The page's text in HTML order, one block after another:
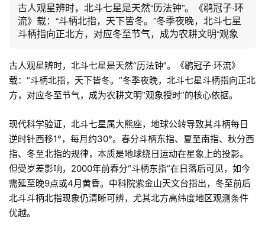
古人观星辨时，北斗七星是天然“历法钟”。《鹖冠子·环
流》载：“斗柄北指，天下皆冬。”冬季夜晚，北斗七星
斗柄指向正北方，对应冬至节气，成为农耕文明“观象
古人观星辨时，北斗七星是天然“历法钟”。《鹖冠子·环流》
载：“斗柄北指，天下皆冬。”冬季夜晚，北斗七星斗柄指向正北
方，对应冬至节气，成为农耕文明“观象授时”的核心依据。
现代科学验证，北斗七星属大熊座，地球公转导致其斗柄每日
逆时针西移1°，每月约30°。春分斗柄东指、夏至南指、秋分西
指、冬至北指的规律，本质是地球绕日运动在星象上的投影。
但受岁差影响，2000年前春分“斗柄东指”在日落后可见，如今
需延至晚9点或4月黄昏。中科院紫金山天文台指出，冬至前后
北斗斗柄北指现象仍清晰可辨，尤其北方高纬度地区观测条件
优越。